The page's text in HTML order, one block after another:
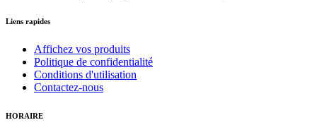
Liens rapides
Affichez vos produits
Politique de confidentialité
Conditions d'utilisation
Contactez-nous
HORAIRE